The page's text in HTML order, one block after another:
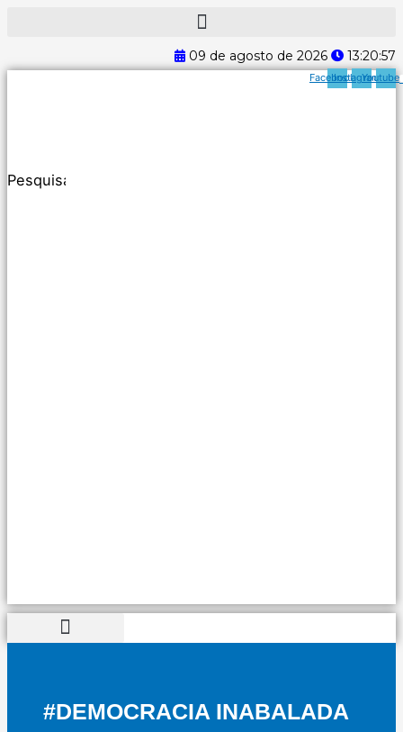
conteúdo
09 de agosto de 2026 13:20:58
FacebookInstagramYoutube
Pesquisar
#DEMOCRACIA INABALADA